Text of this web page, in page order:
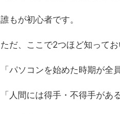
誰もが初心者です。
ただ、ここで2つほど知って
「パソコンを始めた時期が全
「人間には得手・不得手がある